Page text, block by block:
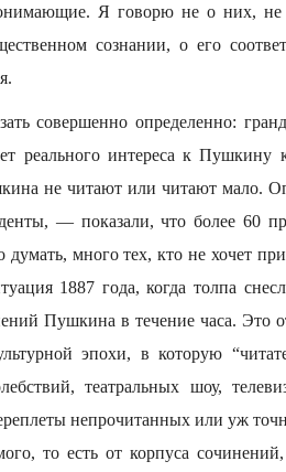
Я говорю не о них, не
сознании, о его
совершенно определенно:
реального интереса к
не читают или читают мало.
— показали, что более 60
думать, много тех, кто не хочет
1887 года, когда толпа
Пушкина в течение часа. Это
эпохи, в которую
театральных шоу,
непрочитанных или уж
то есть от корпуса